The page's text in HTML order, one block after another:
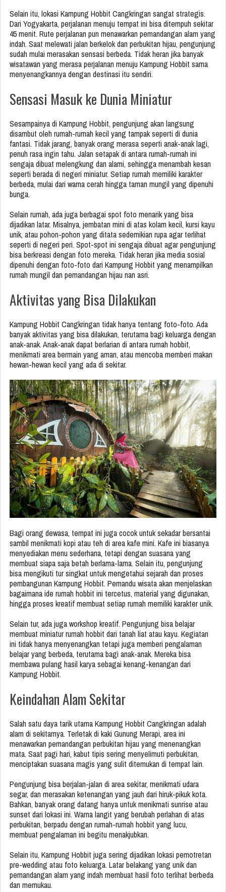
Selain itu, lokasi Kampung Hobbit Cangkringan sangat strategis.
Dari Yogyakarta, perjalanan menuju tempat ini bisa ditempuh sekitar
45 menit. Rute perjalanan pun menawarkan pemandangan alam yang
indah. Saat melewati jalan berkelok dan perbukitan hijau, pengunjung
sudah mulai merasakan sensasi berbeda. Tidak heran jika banyak
wisatawan yang merasa perjalanan menuju Kampung Hobbit sama
menyenangkannya dengan destinasi itu sendiri.
Sensasi Masuk ke Dunia Miniatur
Sesampainya di Kampung Hobbit, pengunjung akan langsung
disambut oleh rumah-rumah kecil yang tampak seperti di dunia
fantasi. Tidak jarang, banyak orang merasa seperti anak-anak lagi,
penuh rasa ingin tahu. Jalan setapak di antara rumah-rumah ini
sengaja dibuat melengkung dan alami, sehingga menambah kesan
seperti berada di negeri miniatur. Setiap rumah memiliki karakter
berbeda, mulai dari warna cerah hingga taman mungil yang dipenuhi
bunga.
Selain rumah, ada juga berbagai spot foto menarik yang bisa
dijadikan latar. Misalnya, jembatan mini di atas kolam kecil, kursi kayu
unik, atau pohon-pohon yang ditata sedemikian rupa agar terlihat
seperti di negeri peri. Spot-spot ini sengaja dibuat agar pengunjung
bisa berkreasi dengan foto mereka. Tidak heran jika media sosial
dipenuhi dengan foto-foto dari Kampung Hobbit yang menampilkan
rumah mungil dan pemandangan hijau nan asri.
Aktivitas yang Bisa Dilakukan
Kampung Hobbit Cangkringan tidak hanya tentang foto-foto. Ada
banyak aktivitas yang bisa dilakukan, terutama bagi keluarga dengan
anak-anak. Anak-anak dapat berlarian di antara rumah hobbit,
menikmati area bermain yang aman, atau mencoba memberi makan
hewan-hewan kecil yang ada di sekitar.
Bagi orang dewasa, tempat ini juga cocok untuk sekadar bersantai
sambil menikmati kopi atau teh di area kafe mini. Kafe ini biasanya
menyediakan menu sederhana, tetapi dengan suasana yang
membuat siapa saja betah berlama-lama. Selain itu, pengunjung
bisa mengikuti tur singkat untuk mengetahui sejarah dan proses
pembangunan Kampung Hobbit. Pemandu wisata akan menjelaskan
bagaimana ide rumah hobbit ini tercetus, material yang digunakan,
hingga proses kreatif membuat setiap rumah memiliki karakter unik.
Selain tur, ada juga workshop kreatif. Pengunjung bisa belajar
membuat miniatur rumah hobbit dari tanah liat atau kayu. Kegiatan
ini tidak hanya menyenangkan tetapi juga memberi pengalaman
belajar yang berbeda, terutama bagi anak-anak. Mereka bisa
membawa pulang hasil karya sebagai kenang-kenangan dari
Kampung Hobbit.
Keindahan Alam Sekitar
Salah satu daya tarik utama Kampung Hobbit Cangkringan adalah
alam di sekitarnya. Terletak di kaki Gunung Merapi, area ini
menawarkan pemandangan perbukitan hijau yang menenangkan
mata. Saat pagi hari, kabut tipis sering menyelimuti perbukitan,
menciptakan suasana magis yang sulit ditemukan di tempat lain.
Pengunjung bisa berjalan-jalan di area sekitar, menikmati udara
segar, dan merasakan ketenangan yang jauh dari hiruk-pikuk kota.
Bahkan, banyak orang datang hanya untuk menikmati sunrise atau
sunset dari lokasi ini. Warna langit yang berubah perlahan di atas
perbukitan, berpadu dengan rumah-rumah hobbit yang lucu,
membuat pengalaman ini begitu menakjubkan.
Selain itu, Kampung Hobbit juga sering dijadikan lokasi pemotretan
pre-wedding atau foto keluarga. Latar belakang yang unik dan
pemandangan alam yang indah membuat hasil foto terlihat berbeda
dan memukau.